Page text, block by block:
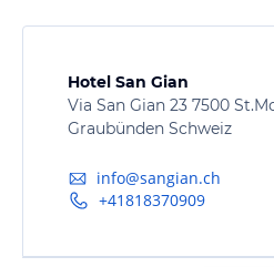
Hotel San Gian
Via San Gian 23 7500
Graubünden Schweiz
info@sangian.ch
+41818370909